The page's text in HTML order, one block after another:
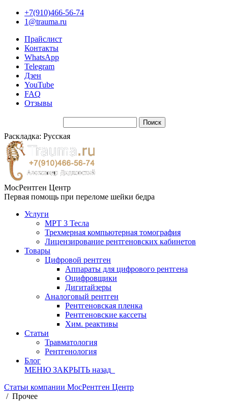
+7(910)466-56-74
1@trauma.ru
Прайслист
Контакты
WhatsApp
Telegram
Дзен
YouTube
FAQ
Отзывы
Раскладка: Русская
МосРентген Центр
Первая помощь при переломе шейки бедра
Услуги
МРТ 3 Тесла
Трехмерная компьютерная томография
Лицензирование рентгеновских кабинетов
Товары
Цифровой рентген
Аппараты для цифрового рентгена
Оцифровщики
Дигитайзеры
Аналоговый рентген
Рентгеновская пленка
Рентгеновские кассеты
Хим. реактивы
Статьи
Травматология
Рентгенология
Блог
МЕНЮ ЗАКРЫТЬ назад
Статьи компании МосРентген Центр
/ Прочее